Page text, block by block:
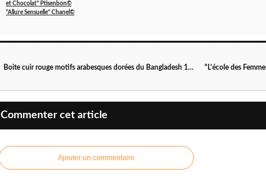
et Chocolat" Ptisenbon©
"Allure Sensuelle" Chanel©
Boite cuir rouge motifs arabesques dorées du Bangladesh 11,5 X 5,5cm
Commenter cet article
Ajouter un commentaire